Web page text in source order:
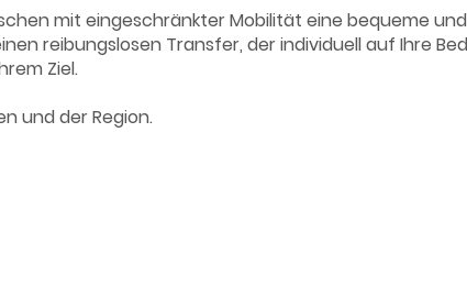
mit eingeschränkter Mobilität eine bequeme
reibungslosen Transfer, der individuell auf Ihre
Ziel.
und der Region.